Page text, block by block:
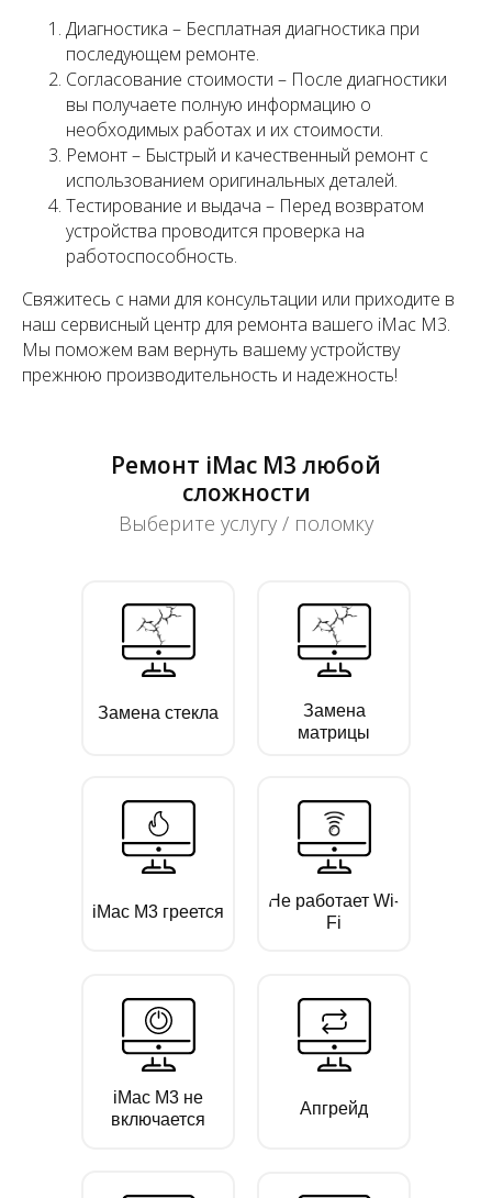
Диагностика – Бесплатная диагностика при
последующем ремонте.
Согласование стоимости – После диагностики
вы получаете полную информацию о
необходимых работах и их стоимости.
Ремонт – Быстрый и качественный ремонт с
использованием оригинальных деталей.
Тестирование и выдача – Перед возвратом
устройства проводится проверка на
работоспособность.
Свяжитесь с нами для консультации или приходите в
наш сервисный центр для ремонта вашего iMac M3.
Мы поможем вам вернуть вашему устройству
прежнюю производительность и надежность!
Ремонт iMac M3 любой
сложности
Выберите услугу / поломку
Замена стекла
Замена
матрицы
iMac M3 греется
Не работает Wi-
Fi
iMac M3 не
включается
Апгрейд